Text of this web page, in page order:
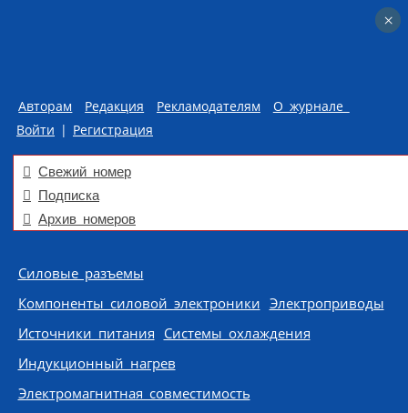
Авторам Редакция Рекламодателям
О журнале
Войти | Регистрация
Свежий номер
Подписка
Архив номеров
Skip to content
Силовые разъемы
Компоненты силовой электроники Электроприводы
Источники питания Системы охлаждения
Индукционный нагрев
Электромагнитная совместимость
×
×